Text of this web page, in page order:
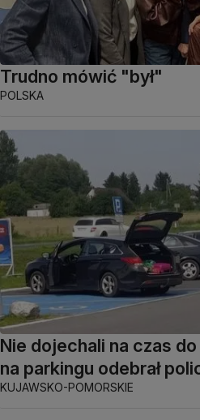
Trudno mówić "był"
POLSKA
Nie dojechali na czas
na parkingu odebrał
KUJAWSKO-POMORSKIE